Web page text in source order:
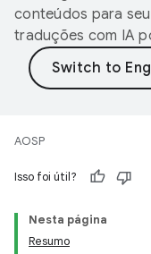
conteúdos para
traduções com IA
AOSP
Isso foi útil?
Nesta página
Resumo